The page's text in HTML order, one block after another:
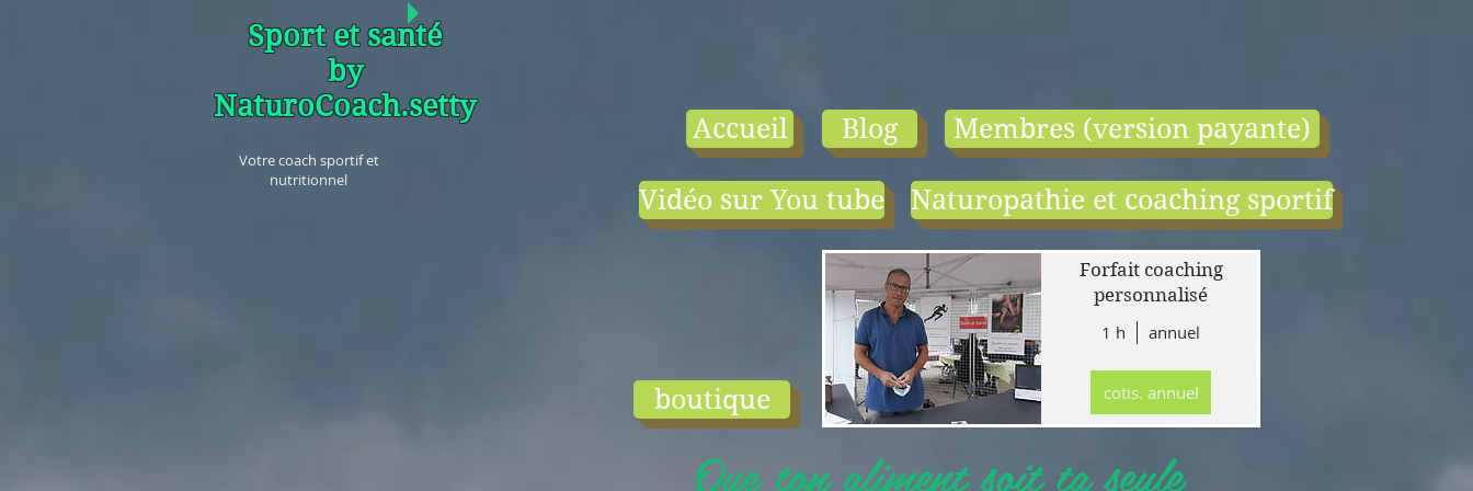
Sport et santé
by
NaturoCoach.setty
Votre coach sportif et
nutritionnel
Accueil Blog Membres (version payante)
Vidéo sur You tube Naturopathie et coaching sportif
boutique
- le tarif comprend:
1) une visio-
conférence par
mois en salle ou en
ligne.
2) 1 cours en
groupe de condition
physique en ligne
ou en salle par
semaine (sauf juillet
Forfait coaching
personnalisé
1 h
annuel
cotis. annuel
Que ton aliment soit ta seule